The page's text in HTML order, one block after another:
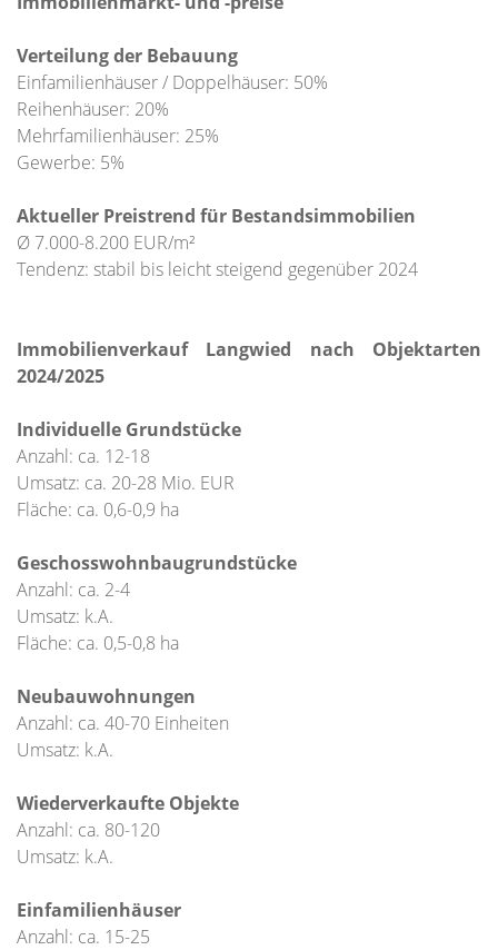
Verteilung der Bebauung
Einfamilienhäuser / Doppelhäuser: 50%
Reihenhäuser: 20%
Mehrfamilienhäuser: 25%
Gewerbe: 5%
Aktueller Preistrend für Bestandsimmobilien
Ø 7.000-8.200 EUR/m²
Tendenz: stabil bis leicht steigend gegenüber 2024
Immobilienverkauf Langwied nach Objektarten
2024/2025
Individuelle Grundstücke
Anzahl: ca. 12-18
Umsatz: ca. 20-28 Mio. EUR
Fläche: ca. 0,6-0,9 ha
Geschosswohnbaugrundstücke
Anzahl: ca. 2-4
Umsatz: k.A.
Fläche: ca. 0,5-0,8 ha
Neubauwohnungen
Anzahl: ca. 40-70 Einheiten
Umsatz: k.A.
Wiederverkaufte Objekte
Anzahl: ca. 80-120
Umsatz: k.A.
Einfamilienhäuser
Anzahl: ca. 15-25